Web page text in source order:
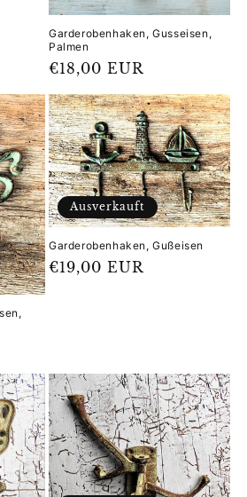
Garderobenhaken, Gusseisen,
Palmen
Normaler
€18,00 EUR
Ausverkauft
Garderobenhaken, Gußeisen
Normaler
€19,00 EUR